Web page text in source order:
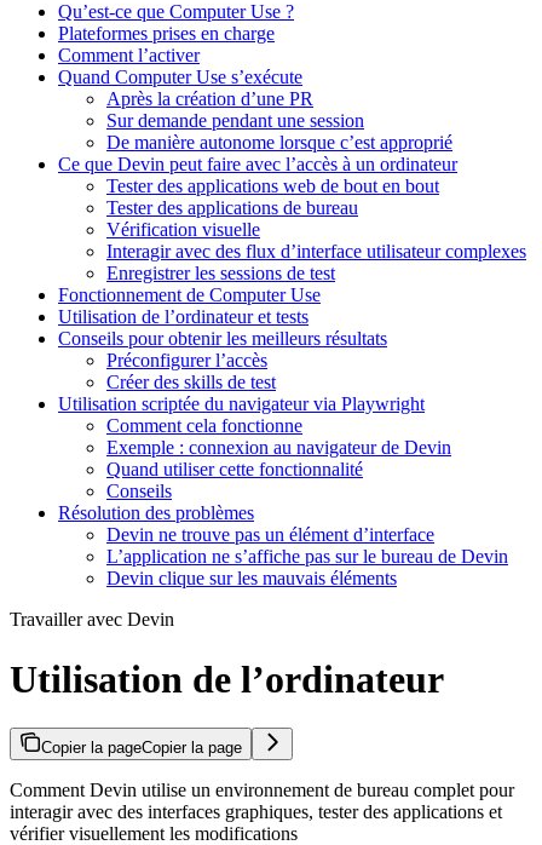
Qu’est-ce que Computer Use ?
Plateformes prises en charge
Comment l’activer
Quand Computer Use s’exécute
Après la création d’une PR
Sur demande pendant une session
De manière autonome lorsque c’est approprié
Ce que Devin peut faire avec l’accès à un ordinateur
Tester des applications web de bout en bout
Tester des applications de bureau
Vérification visuelle
Interagir avec des flux d’interface utilisateur complexes
Enregistrer les sessions de test
Fonctionnement de Computer Use
Utilisation de l’ordinateur et tests
Conseils pour obtenir les meilleurs résultats
Préconfigurer l’accès
Créer des skills de test
Utilisation scriptée du navigateur via Playwright
Comment cela fonctionne
Exemple : connexion au navigateur de Devin
Quand utiliser cette fonctionnalité
Conseils
Résolution des problèmes
Devin ne trouve pas un élément d’interface
L’application ne s’affiche pas sur le bureau de Devin
Devin clique sur les mauvais éléments
Travailler avec Devin
Utilisation de l’ordinateur
Copier la pageCopier la page
Comment Devin utilise un environnement de bureau complet pour
interagir avec des interfaces graphiques, tester des applications et
vérifier visuellement les modifications